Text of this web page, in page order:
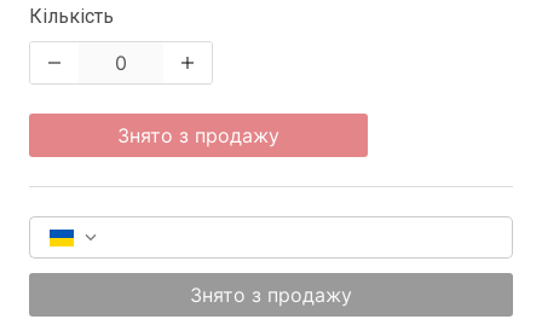
Кількість
Знято з продажу
Знято з продажу